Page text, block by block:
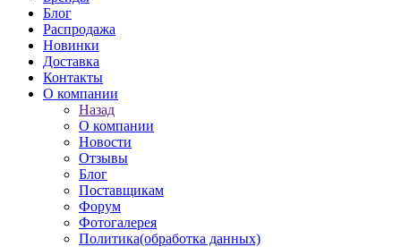
Блог
Распродажа
Новинки
Доставка
Контакты
О компании
Назад
О компании
Новости
Отзывы
Блог
Поставщикам
Форум
Фотогалерея
Политика(обработка данных)